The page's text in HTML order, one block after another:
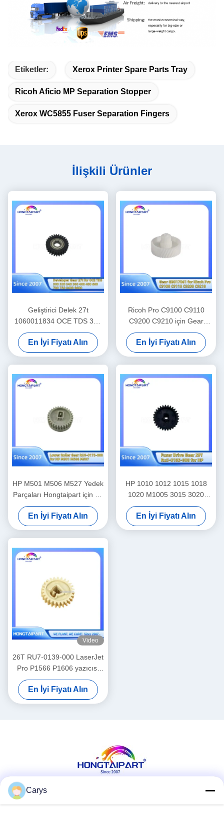
Etiketler: Xerox Printer Spare Parts Tray
Ricoh Aficio MP Separation Stopper
Xerox WC5855 Fuser Separation Fingers
İlişkili Ürünler
Geliştirici Delek 27t
1060011834 OCE TDS 300
320 340 360 400 450 600
700 750 9400 9600 Delekler
yedek parça tedarik
En İyi Fiyatı Alın
Ricoh Pro C9100 C9110
C9200 C9210 için Gear
GB017061 yedek parçalar
Renkli Lazer Yazıcı Tedarik
En İyi Fiyatı Alın
HP M501 M506 M527 Yedek
Parçaları Hongtaipart için Alt
Silindir Dişlisi RU9-0175-000
En İyi Fiyatı Alın
HP 1010 1012 1015 1018
1020 M1005 3015 3020
3030 Canon Fax L100 L120
L95 L160 L140 Yedek
Parçaları için Fuser Tahrik
En İyi Fiyatı Alın
Video
26T RU7-0139-000 LaserJet
Pro P1566 P1606 yazıcısı
için düşük basınçlı yuvarlak
ekipman
En İyi Fiyatı Alın
Carys